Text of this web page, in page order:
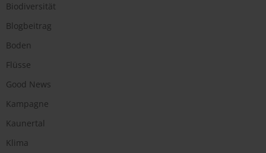
Biodiversität
Blogbeitrag
Boden
Flüsse
Good News
Kampagne
Kaunertal
Klima